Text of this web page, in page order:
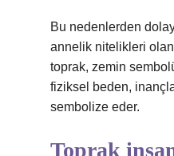
Bu nedenlerden
annelik nitelikleri
toprak, zemin
fiziksel beden,
sembolize eder.
Toprak